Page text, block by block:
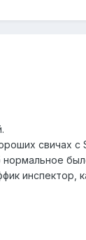
нормальное
инспектор,